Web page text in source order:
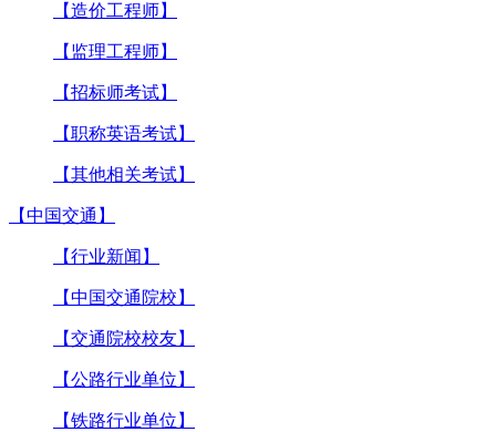
【造价工程师】
【监理工程师】
【招标师考试】
【职称英语考试】
【其他相关考试】
【中国交通】
【行业新闻】
【中国交通院校】
【交通院校校友】
【公路行业单位】
【铁路行业单位】